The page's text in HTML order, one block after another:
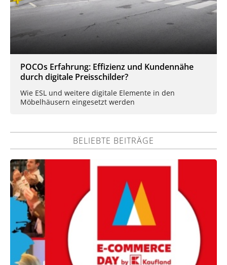
POCOs Erfahrung: Effizienz und Kundennähe
durch digitale Preisschilder?
Wie ESL und weitere digitale Elemente in den
Möbelhäusern eingesetzt werden
BELIEBTE BEITRÄGE